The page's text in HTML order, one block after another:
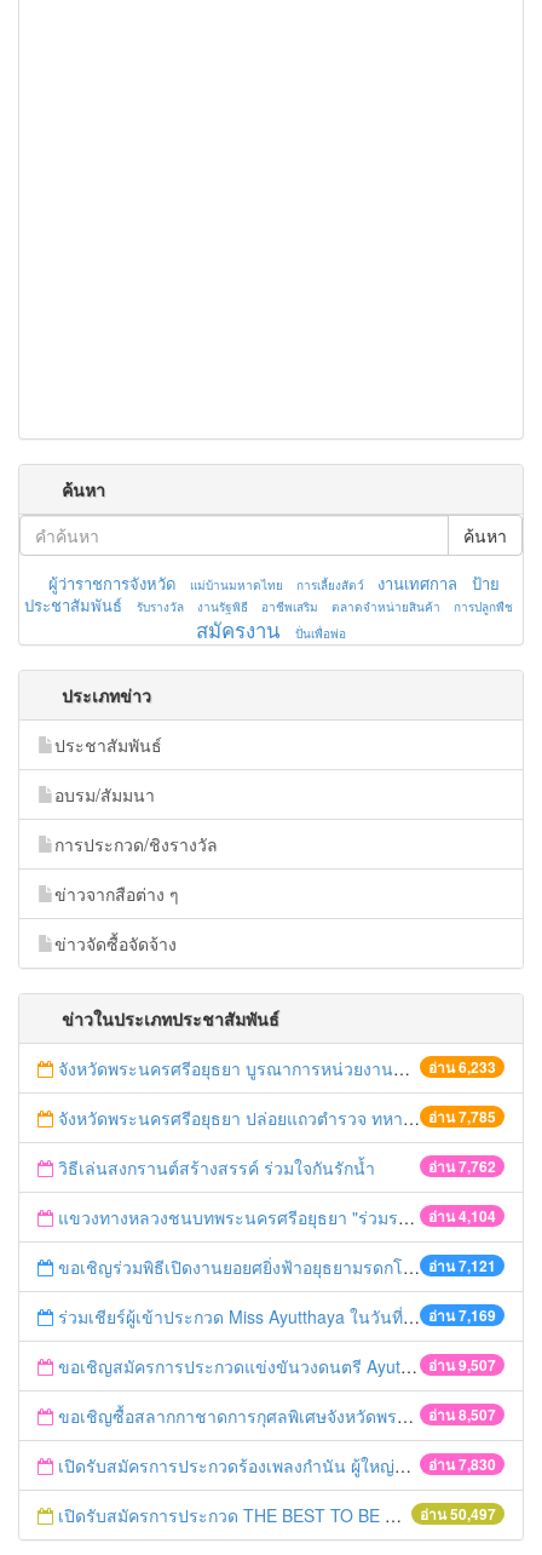
ค้นหา
ค้นหา
ผู้ว่าราชการจังหวัด แม่บ้านมหาดไทย การเลี้ยงสัตว์ งานเทศกาล
ป้าย
ประชาสัมพันธ์
รับรางวัล งานรัฐพิธี อาชีพเสริม ตลาดจำหน่ายสินค้า การปลูกพืช
สมัครงาน ปั่นเพื่อพ่อ
ประเภทข่าว
ประชาสัมพันธ์
อบรม/สัมมนา
การประกวด/ชิงรางวัล
ข่าวจากสือต่าง ๆ
ข่าวจัดซื้อจัดจ้าง
ข่าวในประเภทประชาสัมพันธ์
อ่าน 6,233
จังหวัดพระนครศรีอยุธยา บูรณาการหน่วยงานที่เกี่ยวข้อง ลงพื้นที่จัดระเบียบและดำเนินมาตรการตามบทลงโทษสูงสุดกับผู้ประกอบการร้านค้าที่ยังฝ่าฝืนตั้งร้านค้ารุกล้ำเขตพื้นที่ทางหลวง เตรียมความปลอดภัยก่อนเทศกาลสงกรานต์
อ่าน 7,785
จังหวัดพระนครศรีอยุธยา ปล่อยแถวตำรวจ ทหาร ฝ่ายปกครอง กว่า 100 นาย ตรวจเข้มท่ารถสาธารณะ สถานีขนส่งรถโดยสาร วินรถตู้ และสถานีรถไฟ เตรียมรับมือเทศกาลสงกรานต์
อ่าน 7,762
วิธีเล่นสงกรานต์สร้างสรรค์ ร่วมใจกันรักน้ำ
อ่าน 4,104
แขวงทางหลวงชนบทพระนครศรีอยุธยา "ร่วมรณรงค์ ขับช้า เปิดไฟหน้า คาดเข็มขัด" เทศกาลสงกรานต์ ปี 2561
อ่าน 7,121
ขอเชิญร่วมพิธีเปิดงานยอยศยิ่งฟ้าอยุธยามรดกโลก
อ่าน 7,169
ร่วมเชียร์ผู้เข้าประกวด Miss Ayutthaya ในวันที่ 15 ธันวาคม 2560
อ่าน 9,507
ขอเชิญสมัครการประกวดแข่งขันวงดนตรี Ayutthaya battle of the bands
อ่าน 8,507
ขอเชิญซื้อสลากกาชาดการกุศลพิเศษจังหวัดพระนครศรีอยุธยา 2560
อ่าน 7,830
เปิดรับสมัครการประกวดร้องเพลงกำนัน ผู้ใหญ่บ้าน ฯลฯ
อ่าน 50,497
เปิดรับสมัครการประกวด THE BEST TO BE NUMBER ONE